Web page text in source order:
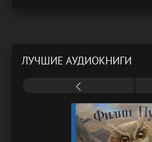
ЛУЧШИЕ АУДИОКНИГИ